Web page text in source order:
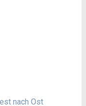
nach Ost